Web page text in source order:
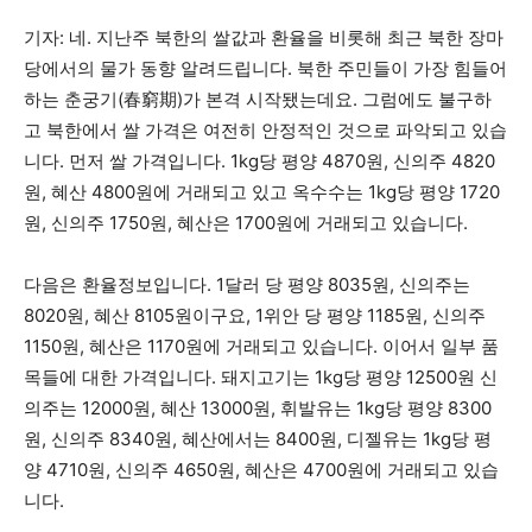
기자: 네. 지난주 북한의 쌀값과 환율을 비롯해 최근 북한 장마
당에서의 물가 동향 알려드립니다. 북한 주민들이 가장 힘들어
하는 춘궁기(春窮期)가 본격 시작됐는데요. 그럼에도 불구하
고 북한에서 쌀 가격은 여전히 안정적인 것으로 파악되고 있습
니다. 먼저 쌀 가격입니다. 1kg당 평양 4870원, 신의주 4820
원, 혜산 4800원에 거래되고 있고 옥수수는 1kg당 평양 1720
원, 신의주 1750원, 혜산은 1700원에 거래되고 있습니다.
다음은 환율정보입니다. 1달러 당 평양 8035원, 신의주는
8020원, 혜산 8105원이구요, 1위안 당 평양 1185원, 신의주
1150원, 혜산은 1170원에 거래되고 있습니다. 이어서 일부 품
목들에 대한 가격입니다. 돼지고기는 1kg당 평양 12500원 신
의주는 12000원, 혜산 13000원, 휘발유는 1kg당 평양 8300
원, 신의주 8340원, 혜산에서는 8400원, 디젤유는 1kg당 평
양 4710원, 신의주 4650원, 혜산은 4700원에 거래되고 있습
니다.